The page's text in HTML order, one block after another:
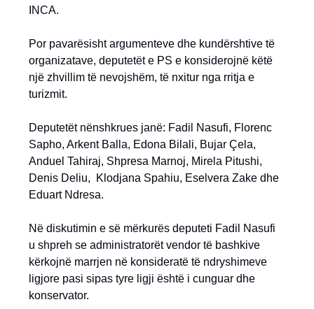
INCA.
Por pavarësisht argumenteve dhe kundërshtive të
organizatave, deputetët e PS e konsiderojnë këtë
një zhvillim të nevojshëm, të nxitur nga rritja e
turizmit.
Deputetët nënshkrues janë: Fadil Nasufi, Florenc
Sapho, Arkent Balla, Edona Bilali, Bujar Çela,
Anduel Tahiraj, Shpresa Marnoj, Mirela Pitushi,
Denis Deliu, Klodjana Spahiu, Eselvera Zake dhe
Eduart Ndresa.
Në diskutimin e së mërkurës deputeti Fadil Nasufi
u shpreh se administratorët vendor të bashkive
kërkojnë marrjen në konsideratë të ndryshimeve
ligjore pasi sipas tyre ligji është i cunguar dhe
konservator.